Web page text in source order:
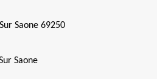
Saone 69250
Saone